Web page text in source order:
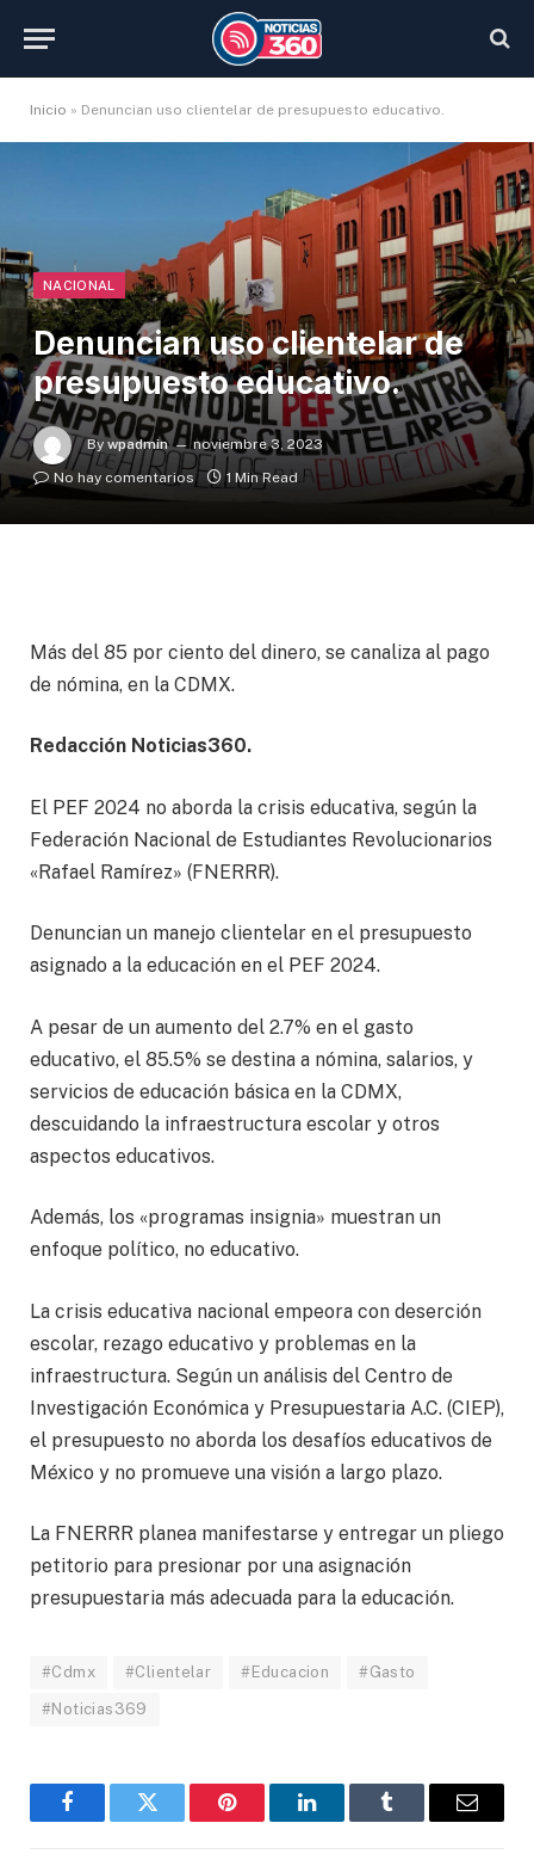
Inicio » Denuncian uso clientelar de presupuesto educativo.
NACIONAL
Denuncian uso clientelar de
presupuesto educativo.
By wpadmin
noviembre 3, 2023
No hay comentarios
1 Min Read
Más del 85 por ciento del dinero, se canaliza al pago
de nómina, en la CDMX.
Redacción Noticias360.
El PEF 2024 no aborda la crisis educativa, según la
Federación Nacional de Estudiantes Revolucionarios
«Rafael Ramírez» (FNERRR).
Denuncian un manejo clientelar en el presupuesto
asignado a la educación en el PEF 2024.
A pesar de un aumento del 2.7% en el gasto
educativo, el 85.5% se destina a nómina, salarios, y
servicios de educación básica en la CDMX,
descuidando la infraestructura escolar y otros
aspectos educativos.
Además, los «programas insignia» muestran un
enfoque político, no educativo.
La crisis educativa nacional empeora con deserción
escolar, rezago educativo y problemas en la
infraestructura. Según un análisis del Centro de
Investigación Económica y Presupuestaria A.C. (CIEP),
el presupuesto no aborda los desafíos educativos de
México y no promueve una visión a largo plazo.
La FNERRR planea manifestarse y entregar un pliego
petitorio para presionar por una asignación
presupuestaria más adecuada para la educación.
#Cdmx #Clientelar #Educacion #Gasto
#Noticias369
FacebookTwitter Pinterest LinkedInTumblr Email